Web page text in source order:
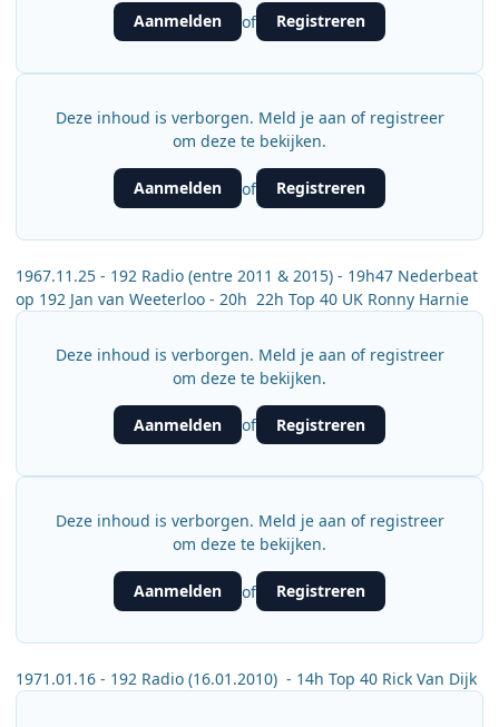
Aanmelden of Registreren
Deze inhoud is verborgen. Meld je aan of registreer
om deze te bekijken.
Aanmelden of Registreren
1967.11.25 - 192 Radio (entre 2011 & 2015) - 19h47 Nederbeat
op 192 Jan van Weeterloo - 20h 22h Top 40 UK Ronny Harnie
Deze inhoud is verborgen. Meld je aan of registreer
om deze te bekijken.
Aanmelden of Registreren
Deze inhoud is verborgen. Meld je aan of registreer
om deze te bekijken.
Aanmelden of Registreren
1971.01.16 - 192 Radio (16.01.2010) - 14h Top 40 Rick Van Dijk